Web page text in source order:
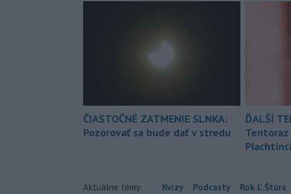
ČIASTOČNÉ ZATMENIE SLNKA:
Pozorovať sa bude dať v stredu
ĎALŠÍ
Tentoraz
Aktuálne témy: Kvízy Podcasty Rok Ľ.Štúra